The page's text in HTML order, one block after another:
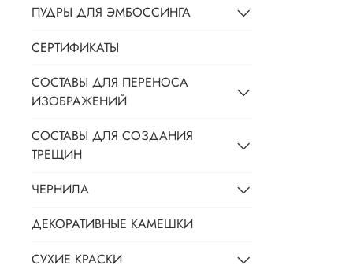
ПУДРЫ ДЛЯ ЭМБОССИНГА
СЕРТИФИКАТЫ
СОСТАВЫ ДЛЯ ПЕРЕНОСА
ИЗОБРАЖЕНИЙ
СОСТАВЫ ДЛЯ СОЗДАНИЯ
ТРЕЩИН
ЧЕРНИЛА
ДЕКОРАТИВНЫЕ КАМЕШКИ
СУХИЕ КРАСКИ